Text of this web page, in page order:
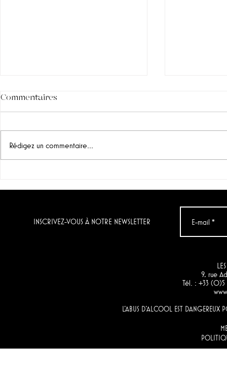
Commentaires
Rédigez un commentaire...
INSCRIVEZ-VOUS À NOTRE NEWSLETTER
9, rue
Tél. : +33
L'ABUS D'ALCOOL EST DANGEREUX